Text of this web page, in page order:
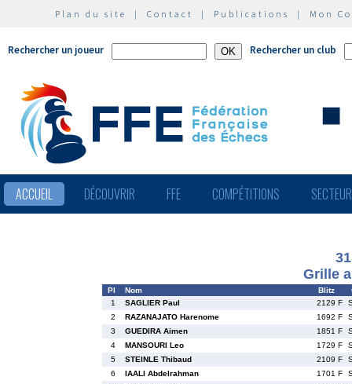
Plan du site | Contact | Publications | Mon
Rechercher un joueur Rechercher un club
ACCUEIL DÉCOUVRIR FFE COMPÉTITIONS
Grille
Pl Nom Blitz
1
SAGLIER Paul 2129 F
2
RAZANAJATO Harenome 1692 F
3
GUEDIRA Aimen 1851 F
4
MANSOURI Leo 1729 F
5
STEINLE Thibaud 2109 F
6
IAALI Abdelrahman 1701 F